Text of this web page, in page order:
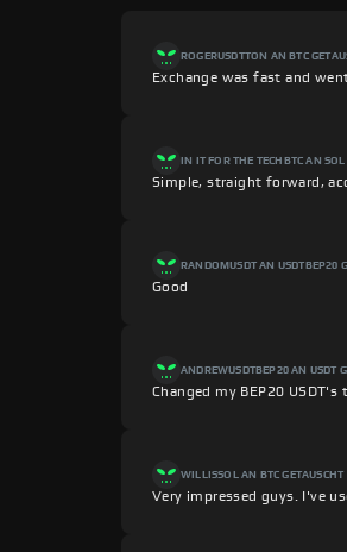
ROGER USDTTON AN BTC
Exchange was fast and
IN IT FOR THE TECH BTC AN
Simple, straight forward,
RANDOM USDT AN USDTBEP20
Good
ANDREW USDTBEP20 AN USDT
Changed my BEP20 USDT's
WILLISSOL AN BTC GETAUSCHT
Very impressed guys. I've